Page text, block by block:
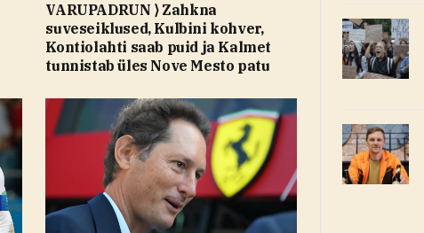
VARUPADRUN ⟩ Zahkna
suveseiklused, Kulbini kohver,
Kontiolahti saab puid ja Kalmet
tunnistab üles Nove Mesto patu